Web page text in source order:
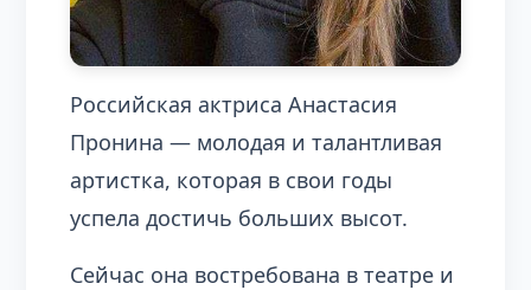
Российская актриса Анастасия
Пронина — молодая и талантливая
артистка, которая в свои годы
успела достичь больших высот.
Сейчас она востребована в театре и